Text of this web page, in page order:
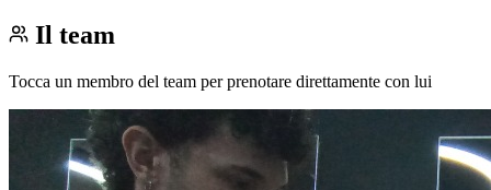
Il team
Tocca un membro del team per prenotare direttamente con lui